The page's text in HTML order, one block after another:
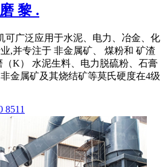
黎 .
可广泛应用于水泥、电力、冶金、化
,并专注于 非金属矿、 煤粉和 矿渣
（K） 水泥生料、电力脱硫粉、石膏
金属矿及其烧结矿等莫氏硬度在4级
8511